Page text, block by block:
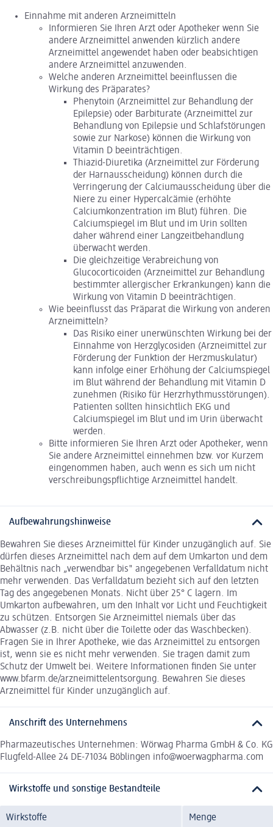
Einnahme mit anderen Arzneimitteln
Informieren Sie Ihren Arzt oder Apotheker wenn Sie
andere Arzneimittel anwenden kürzlich andere
Arzneimittel angewendet haben oder beabsichtigen
andere Arzneimittel anzuwenden.
Welche anderen Arzneimittel beeinflussen die
Wirkung des Präparates?
Phenytoin (Arzneimittel zur Behandlung der
Epilepsie) oder Barbiturate (Arzneimittel zur
Behandlung von Epilepsie und Schlafstörungen
sowie zur Narkose) können die Wirkung von
Vitamin D beeinträchtigen.
Thiazid-Diuretika (Arzneimittel zur Förderung
der Harnausscheidung) können durch die
Verringerung der Calciumausscheidung über die
Niere zu einer Hypercalcämie (erhöhte
Calciumkonzentration im Blut) führen. Die
Calciumspiegel im Blut und im Urin sollten
daher während einer Langzeitbehandlung
überwacht werden.
Die gleichzeitige Verabreichung von
Glucocorticoiden (Arzneimittel zur Behandlung
bestimmter allergischer Erkrankungen) kann die
Wirkung von Vitamin D beeinträchtigen.
Wie beeinflusst das Präparat die Wirkung von anderen
Arzneimitteln?
Das Risiko einer unerwünschten Wirkung bei der
Einnahme von Herzglycosiden (Arzneimittel zur
Förderung der Funktion der Herzmuskulatur)
kann infolge einer Erhöhung der Calciumspiegel
im Blut während der Behandlung mit Vitamin D
zunehmen (Risiko für Herzrhythmusstörungen).
Patienten sollten hinsichtlich EKG und
Calciumspiegel im Blut und im Urin überwacht
werden.
Bitte informieren Sie Ihren Arzt oder Apotheker, wenn
Sie andere Arzneimittel einnehmen bzw. vor Kurzem
eingenommen haben, auch wenn es sich um nicht
verschreibungspflichtige Arzneimittel handelt.
Aufbewahrungshinweise
Bewahren Sie dieses Arzneimittel für Kinder unzugänglich auf. Sie
dürfen dieses Arzneimittel nach dem auf dem Umkarton und dem
Behältnis nach „verwendbar bis" angegebenen Verfalldatum nicht
mehr verwenden. Das Verfalldatum bezieht sich auf den letzten
Tag des angegebenen Monats. Nicht über 25° C lagern. Im
Umkarton aufbewahren, um den Inhalt vor Licht und Feuchtigkeit
zu schützen. Entsorgen Sie Arzneimittel niemals über das
Abwasser (z.B. nicht über die Toilette oder das Waschbecken).
Fragen Sie in Ihrer Apotheke, wie das Arzneimittel zu entsorgen
ist, wenn sie es nicht mehr verwenden. Sie tragen damit zum
Schutz der Umwelt bei. Weitere Informationen finden Sie unter
www.bfarm.de/arzneimittelentsorgung. Bewahren Sie dieses
Arzneimittel für Kinder unzugänglich auf.
Anschrift des Unternehmens
Pharmazeutisches Unternehmen: Wörwag Pharma GmbH & Co. KG
Flugfeld-Allee 24 DE-71034 Böblingen info@woerwagpharma.com
Wirkstoffe und sonstige Bestandteile
Wirkstoffe Menge